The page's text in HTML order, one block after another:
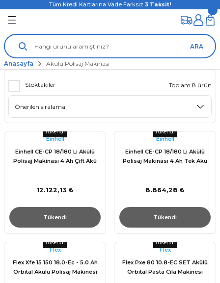
Tüm Kredi Kartlarına Vade Farksız 3 Taksit!
ARA
Anasayfa Akülü Polisaj Makinası
Stoktakiler Toplam 8 ürün
Tükendi
Einhell
Einhell CE-CP 18/180 Li Akülü
Polisaj Makinası 4 Ah Çift Akü
12.122,13 ₺
Tükendi
Tükendi
Einhell
Einhell CE-CP 18/180 Li Akülü
Polisaj Makinası 4 Ah Tek Akü
8.864,28 ₺
Tükendi
Tükendi
Flex
Flex Xfe 15 150 18.0-Ec - 5.0 Ah
Orbital Akülü Polisaj Makinesi
Tükendi
Flex
Flex Pxe 80 10.8-EC SET Akülü
Orbital Pasta Cila Makinesi